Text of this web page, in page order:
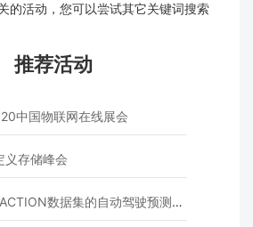
的活动，您可以尝试其它关键词搜索
推荐活动
中国物联网在线展会
义存储峰会
数据集的自动驾驶预测模型挑战赛